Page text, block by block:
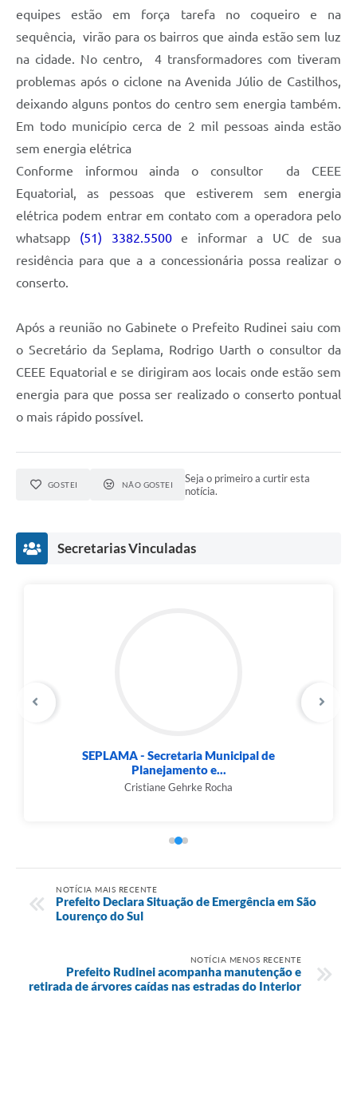
equipes estão em força tarefa no coqueiro e na
sequência, virão para os bairros que ainda estão sem luz
na cidade. No centro, 4 transformadores com tiveram
problemas após o ciclone na Avenida Júlio de Castilhos,
deixando alguns pontos do centro sem energia também.
Em todo município cerca de 2 mil pessoas ainda estão
sem energia elétrica
Conforme informou ainda o consultor da CEEE
Equatorial, as pessoas que estiverem sem energia
elétrica podem entrar em contato com a operadora pelo
whatsapp (51) 3382.5500e informar a UC de sua
residência para que a a concessionária possa realizar o
conserto.
Após a reunião no Gabinete o Prefeito Rudinei saiu com
o Secretário da Seplama, Rodrigo Uarth o consultor da
CEEE Equatorial e se dirigiram aos locais onde estão sem
energia para que possa ser realizado o conserto pontual
o mais rápido possível.
GOSTEI NÃO GOSTEI
Seja o primeiro a curtir esta
notícia.
Secretarias Vinculadas
SEPLAMA - Secretaria Municipal de
Planejamento e...
Cristiane Gehrke Rocha
NOTÍCIA MAIS RECENTE
Prefeito Declara Situação de Emergência em São
Lourenço do Sul
NOTÍCIA MENOS RECENTE
Prefeito Rudinei acompanha manutenção e
retirada de árvores caídas nas estradas do Interior